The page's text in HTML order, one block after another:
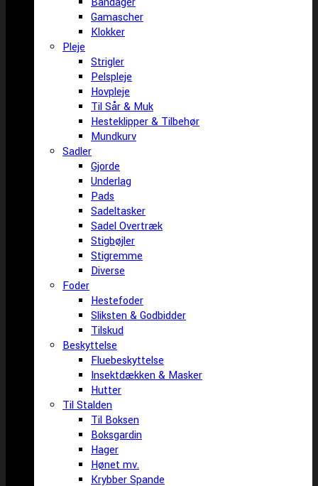
Gamascher
Klokker
Pleje
Strigler
Pelspleje
Hovpleje
Til Sår & Muk
Hesteklipper & Tilbehør
Mundkurv
Sadler
Gjorde
Underlag
Pads
Sadeltasker
Sadel Overtræk
Stigbøjler
Stigremme
Diverse
Foder
Hestefoder
Sliksten & Godbidder
Tilskud
Beskyttelse
Fluebeskyttelse
Insektdækken & Masker
Hutter
Til Stalden
Til Boksen
Boksgardin
Hager
Hønet mv.
Krybber Spande